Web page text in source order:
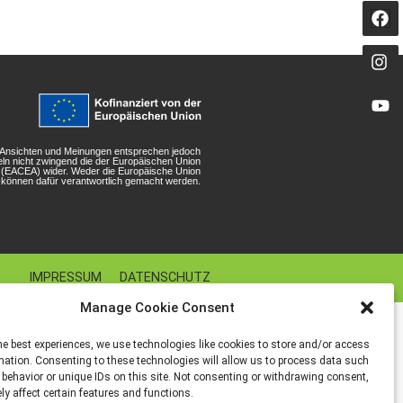
Manage Cookie Consent
best experiences, we use technologies like cookies to store and/or access
Consenting to these technologies will allow us to process data such
or unique IDs on this site. Not consenting or withdrawing consent,
affect certain features and functions.
und Meinungen entsprechen jedoch
nicht zwingend die der Europäischen Union
wider. Weder die Europäische Union
dafür verantwortlich gemacht werden.
IMPRESSUM DATENSCHUTZ